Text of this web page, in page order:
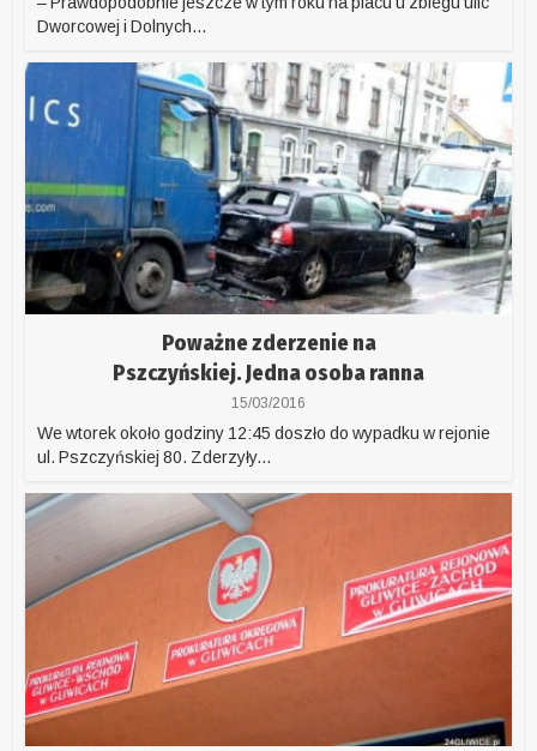
Dworcowej i Dolnych...
Poważne zderzenie na
Pszczyńskiej. Jedna osoba ranna
15/03/2016
We wtorek około godziny 12:45 doszło do wypadku w rejonie
ul. Pszczyńskiej 80. Zderzyły...